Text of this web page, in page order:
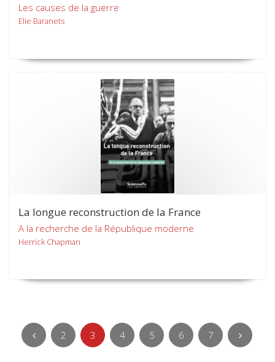
Les causes de la guerre
Elie Baranets
La longue reconstruction de la France
A la recherche de la République moderne
Herrick Chapman
2 3 4 5 6 7